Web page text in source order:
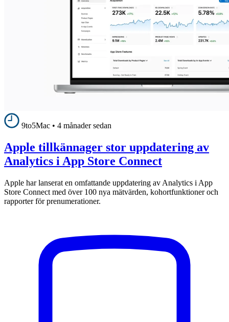
9to5Mac • 4 månader sedan
Apple tillkännager stor uppdatering av
Analytics i App Store Connect
Apple har lanserat en omfattande uppdatering av Analytics i App
Store Connect med över 100 nya mätvärden, kohortfunktioner och
rapporter för prenumerationer.